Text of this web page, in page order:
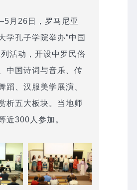
月26日，罗马尼亚
学孔子学院举办“中国
活动，开设中罗民俗
中国诗词与音乐、传
蹈、汉服美学展演、
析五大板块。当地师
近300人参加。